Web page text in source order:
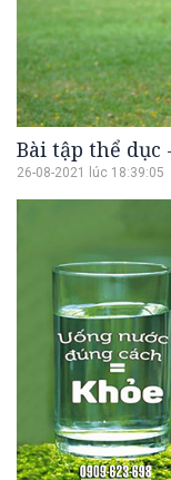
Bài tập thể dục
26-08-2021 lúc 18:39:05